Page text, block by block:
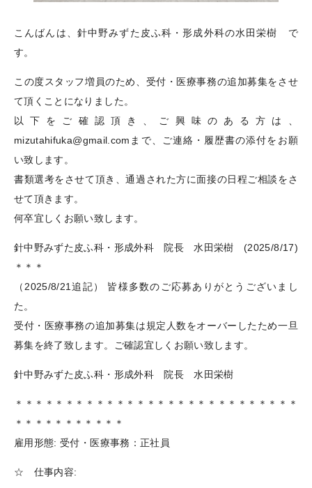
こんばんは、針中野みずた皮ふ科・形成外科の水田栄樹 で
す。
この度スタッフ増員のため、受付・医療事務の追加募集をさせ
て頂くことになりました。
以下をご確認頂き、ご興味のある方は、
mizutahifuka@gmail.comまで、ご連絡・履歴書の添付をお願
い致します。
書類選考をさせて頂き、通過された方に面接の日程ご相談をさ
せて頂きます。
何卒宜しくお願い致します。
針中野みずた皮ふ科・形成外科 院長 水田栄樹 (2025/8/17)
＊＊＊
（2025/8/21追記） 皆様多数のご応募ありがとうございまし
た。
受付・医療事務の追加募集は規定人数をオーバーしたため一旦
募集を終了致します。ご確認宜しくお願い致します。
針中野みずた皮ふ科・形成外科 院長 水田栄樹
＊＊＊＊＊＊＊＊＊＊＊＊＊＊＊＊＊＊＊＊＊＊＊＊＊＊＊＊
＊＊＊＊＊＊＊＊＊＊＊
雇用形態: 受付・医療事務：正社員
☆ 仕事内容: